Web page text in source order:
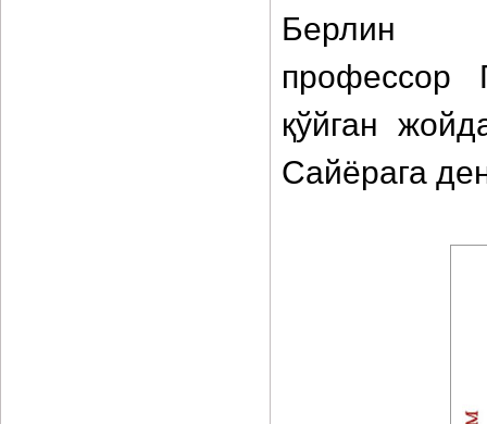
Берлин
профессор
қўйган
Сайёрага